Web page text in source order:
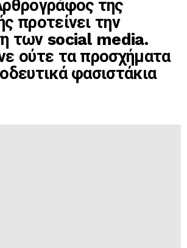
της
προτείνει την
των social media.
ούτε τα προσχήματα
φασιστάκια